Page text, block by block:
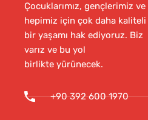
Çocuklarımız, gençlerimiz ve
hepimiz için çok daha kaliteli
bir yaşamı hak ediyoruz. Biz
varız ve bu yol
birlikte yürünecek.
+90 392 600 1970